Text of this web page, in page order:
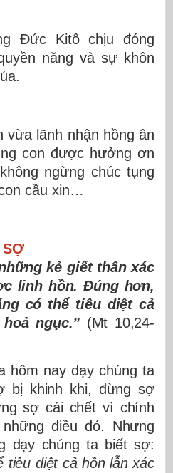
Đức Kitô chịu đóng
năng và sự khôn
vừa lãnh nhận hồng ân
con được hưởng ơn
ngừng chúc tụng
cầu xin…
kẻ giết thân xác
linh hồn. Đúng hơn,
có thể tiêu diệt cả
ngục.” (Mt 10,24-
hôm nay dạy chúng ta
bị khinh khi, đừng sợ
sợ cái chết vì chính
điều đó. Nhưng
dạy chúng ta biết sợ:
tiêu diệt cả hồn lẫn xác